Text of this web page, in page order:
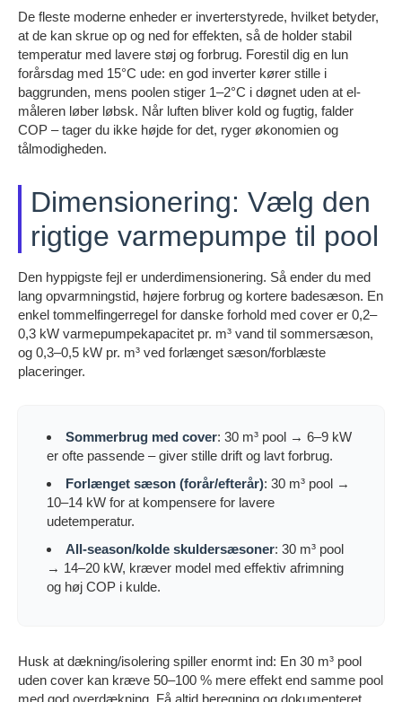
De fleste moderne enheder er inverterstyrede, hvilket betyder,
at de kan skrue op og ned for effekten, så de holder stabil
temperatur med lavere støj og forbrug. Forestil dig en lun
forårsdag med 15°C ude: en god inverter kører stille i
baggrunden, mens poolen stiger 1–2°C i døgnet uden at el-
måleren løber løbsk. Når luften bliver kold og fugtig, falder
COP – tager du ikke højde for det, ryger økonomien og
tålmodigheden.
Dimensionering: Vælg den
rigtige varmepumpe til pool
Den hyppigste fejl er underdimensionering. Så ender du med
lang opvarmningstid, højere forbrug og kortere badesæson. En
enkel tommelfingerregel for danske forhold med cover er 0,2–
0,3 kW varmepumpekapacitet pr. m³ vand til sommersæson,
og 0,3–0,5 kW pr. m³ ved forlænget sæson/forblæste
placeringer.
Sommerbrug med cover: 30 m³ pool → 6–9 kW
er ofte passende – giver stille drift og lavt forbrug.
Forlænget sæson (forår/efterår): 30 m³ pool →
10–14 kW for at kompensere for lavere
udetemperatur.
All-season/kolde skuldersæsoner: 30 m³ pool
→ 14–20 kW, kræver model med effektiv afrimning
og høj COP i kulde.
Husk at dækning/isolering spiller enormt ind: En 30 m³ pool
uden cover kan kræve 50–100 % mere effekt end samme pool
med god overdækning. Få altid beregning og dokumenteret